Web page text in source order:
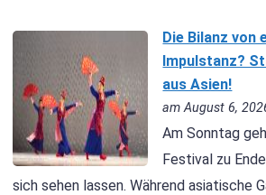
Die Bilanz von
Impulstanz?
aus Asien!
am August 6,
Am Sonntag
Festival zu
sich sehen lassen. Während asiatische